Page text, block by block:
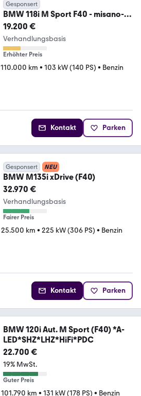
Gesponsert
BMW 118i M Sport F40 - misano-
blau metallic
19.200 €
Verhandlungsbasis
Erhöhter Preis
110.000 km • 103 kW (140 PS) • Benzin
Kontakt Parken
Gesponsert NEU
BMW M135i xDrive (F40)
32.970 €
Verhandlungsbasis
Fairer Preis
25.500 km • 225 kW (306 PS) • Benzin
Kontakt Parken
BMW 120i Aut. M Sport (F40) *A-
LED*SHZ*LHZ*HiFi*PDC
22.700 €
19% MwSt.
Guter Preis
101.790 km • 131 kW (178 PS) • Benzin